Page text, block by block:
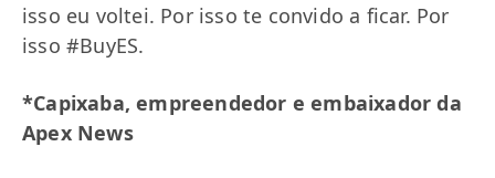
isso eu voltei. Por isso te convido a ficar. Por
isso #BuyES.
*Capixaba, empreendedor e embaixador da
Apex News